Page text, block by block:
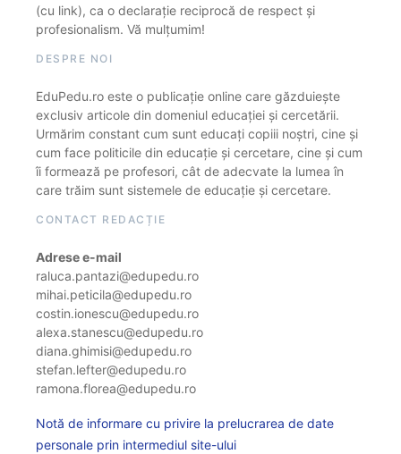
(cu link), ca o declarație reciprocă de respect și
profesionalism. Vă mulțumim!
DESPRE NOI
EduPedu.ro este o publicație online care găzduiește
exclusiv articole din domeniul educației și cercetării.
Urmărim constant cum sunt educați copiii noștri, cine și
cum face politicile din educație și cercetare, cine și cum
îi formează pe profesori, cât de adecvate la lumea în
care trăim sunt sistemele de educație și cercetare.
CONTACT REDACȚIE
Adrese e-mail
raluca.pantazi@edupedu.ro
mihai.peticila@edupedu.ro
costin.ionescu@edupedu.ro
alexa.stanescu@edupedu.ro
diana.ghimisi@edupedu.ro
stefan.lefter@edupedu.ro
ramona.florea@edupedu.ro
Notă de informare cu privire la prelucrarea de date
personale prin intermediul site-ului